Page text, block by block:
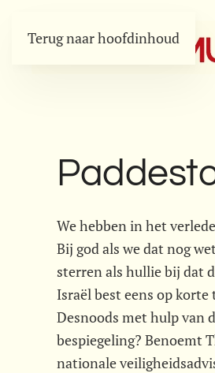
Terug naar hoofdinhoud
We hebben in het
Bij god als we dat nog
sterren als hullie bij dat
Israël best eens op
Desnoods met hulp van
bespiegeling? Benoemt
nationale